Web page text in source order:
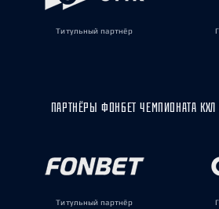
Титульный партнёр
ПАРТНЁРЫ ФОНБЕТ ЧЕМПИОНАТА КХЛ
Титульный партнёр